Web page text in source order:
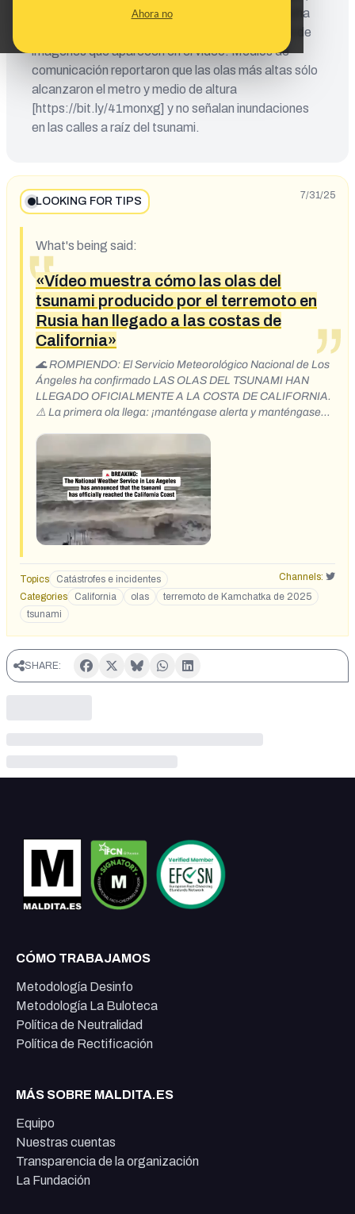
Ahora no
LOOKING FOR TIPS 7/31/25
What's being said:
«Vídeo muestra cómo las olas del
tsunami producido por el terremoto en
Rusia han llegado a las costas de
California»
🌊 ROMPIENDO: El Servicio Meteorológico Nacional de Los
Ángeles ha confirmado LAS OLAS DEL TSUNAMI HAN
LLEGADO OFICIALMENTE A LA COSTA DE CALIFORNIA.
⚠️ La primera ola llega: ¡manténgase alerta y manténgase
https://x.com/Worldwar_3_/status/1950480389329301908?
t=ph62bVq1fJmRw1JPJ7cMHg&s=19
https://x.com/TIgerNS3/status/1950536952543158777
Topics Catástrofes e incidentes
Channels:
Categories
California olas
terremoto de Kamchatka de 2025
tsunami
de 2024 [https://bit.ly/3Hcg9kv]. Maldita.es no ha
podido verificar de forma independiente el resto de
imágenes que aparecen en el vídeo. Medios de
comunicación reportaron que las olas más altas sólo
alcanzaron el metro y medio de altura
[https://bit.ly/41monxg] y no señalan inundaciones
en las calles a raíz del tsunami.
SHARE:
CÓMO TRABAJAMOS
Metodología Desinfo
Metodología La Buloteca
Política de Neutralidad
Política de Rectificación
MÁS SOBRE MALDITA.ES
Equipo
Nuestras cuentas
Transparencia de la organización
La Fundación